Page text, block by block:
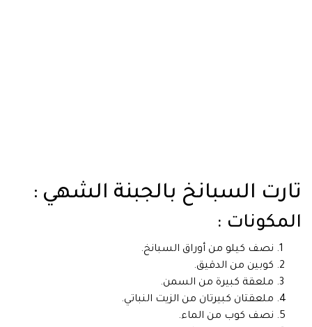
تارت السبانخ بالجبنة الشهي :
المكونات :
نصف كيلو من أوراق السبانخ.
كوبين من الدقيق.
ملعقة كبيرة من السمن.
ملعقتان كبيرتان من الزيت النباتي.
نصف كوب من الماء.